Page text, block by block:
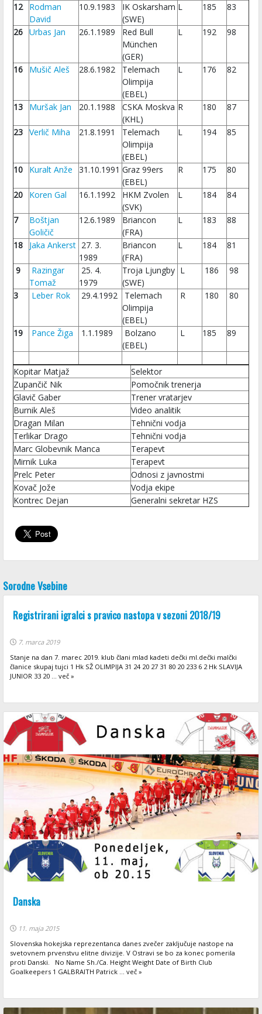
12
Rodman
David
10.9.1983
IK Oskarsham
(SWE)
L 185 83
26 Urbas Jan 26.1.1989
Red Bull
München
(GER)
L 192 98
16 Mušič Aleš 28.6.1982
Telemach
Olimpija
(EBEL)
L 176 82
13 Muršak Jan 20.1.1988
CSKA Moskva
(KHL)
R 180 87
23 Verlič Miha 21.8.1991
Telemach
Olimpija
(EBEL)
L 194 85
10 Kuralt Anže 31.10.1991 Graz 99ers
(EBEL)
R 175 80
20 Koren Gal 16.1.1992
HKM Zvolen
(SVK)
L 184 84
7
Boštjan
Goličič
12.6.1989
Briancon
(FRA)
L 183 88
18 Jaka Ankerst 27. 3.
1989
Briancon
(FRA)
L 184 81
9
Razingar
Tomaž
25. 4.
1979
Troja Ljungby
(SWE)
L 186 98
3 Leber Rok 29.4.1992
Telemach
Olimpija
(EBEL)
R 180 80
19 Pance Žiga 1.1.1989
Bolzano
(EBEL)
L 185 89
Kopitar Matjaž
Selektor
Zupančič Nik
Pomočnik trenerja
Glavič Gaber
Trener vratarjev
Burnik Aleš
Video analitik
Dragan Milan
Tehnični vodja
Terlikar Drago
Tehnični vodja
Marc Globevnik Manca
Terapevt
Mirnik Luka
Terapevt
Prelc Peter
Odnosi z javnostmi
Kovač Jože
Vodja ekipe
Kontrec Dejan
Generalni sekretar HZS
Sorodne Vsebine
Registrirani igralci s pravico nastopa v sezoni 2018/19
7. marca 2019
Stanje na dan 7. marec 2019. klub člani mlad kadeti dečki ml.dečki malčki
članice skupaj tujci 1 Hk SŽ OLIMPIJA 31 24 20 27 31 80 20 233 6 2 Hk SLAVIJA
JUNIOR 33 20 ... več »
Danska
11. maja 2015
Slovenska hokejska reprezentanca danes zvečer zaključuje nastope na
svetovnem prvenstvu elitne divizije. V Ostravi se bo za konec pomerila
proti Danski. No Name Sh./Ca. Height Weight Date of Birth Club
Goalkeepers 1 GALBRAITH Patrick ... več »